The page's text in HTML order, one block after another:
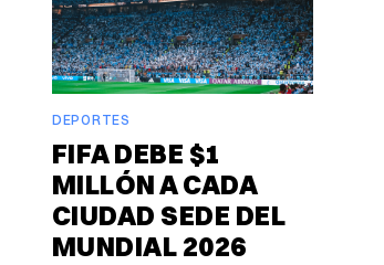
DEPORTES
FIFA DEBE $1
MILLÓN A CADA
CIUDAD SEDE DEL
MUNDIAL 2026